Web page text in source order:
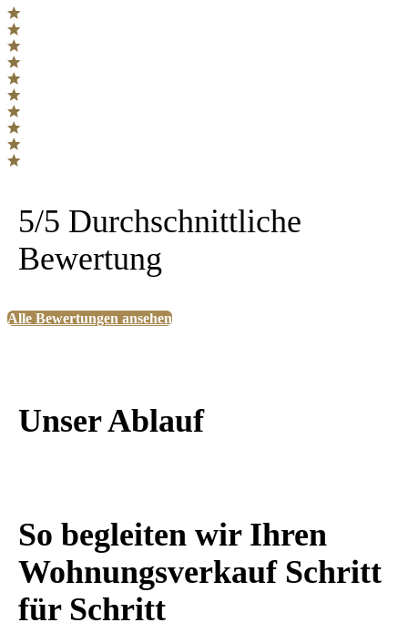
5/5 Durchschnittliche
Bewertung
Alle Bewertungen ansehen
Unser Ablauf
So begleiten wir Ihren
Wohnungsverkauf Schritt
für Schritt